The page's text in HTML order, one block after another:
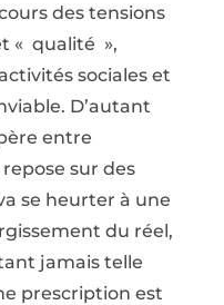
des tensions
« qualité »,
sociales et
D’autant
entre
sur des
se heurter à une
du réel,
jamais telle
prescription est